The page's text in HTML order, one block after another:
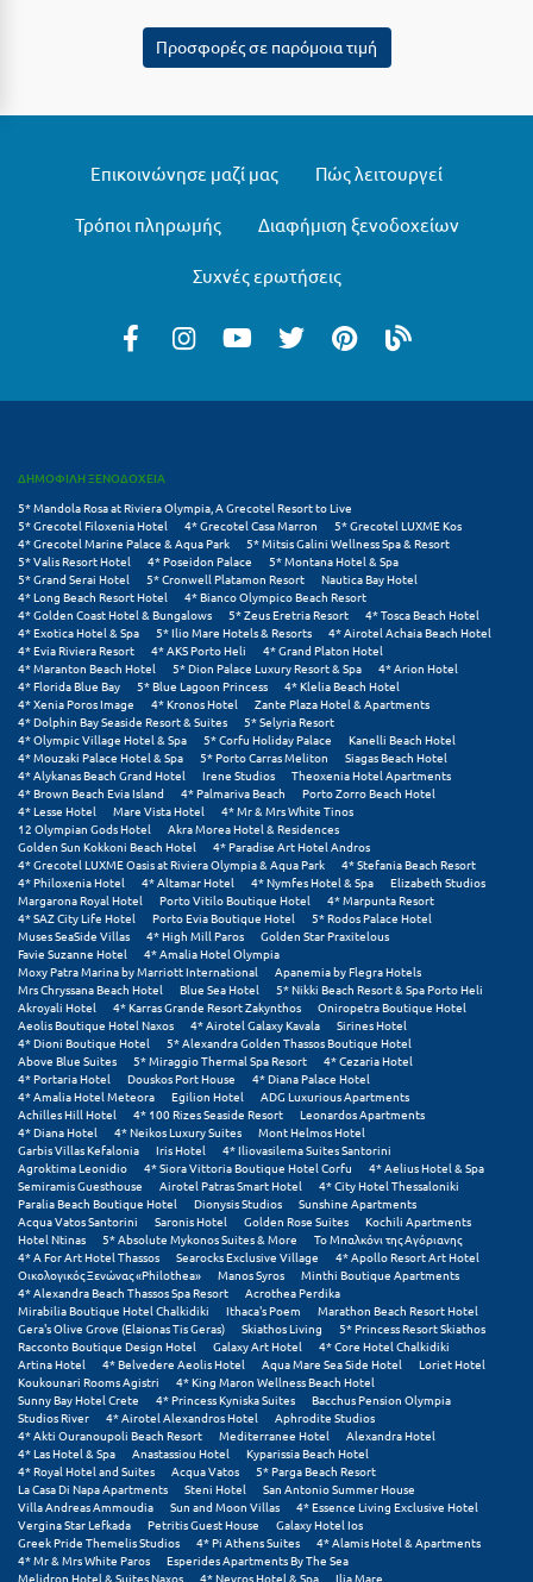
Μετέωρα
Μέτσοβο
Μπαλί Κρήτης
Μπούκα Μεσσηνίας
Μύκονος
Μυστράς
Μυτιλήνη
Ν
Νάξος
Νάουσα
Ναυπακτία
Ναύπλιο
Νέα Μάκρη
Νέα Στύρα Εύβοιας
Νέοι Πόροι Πιερίας
Ξ
Ξυλόκαστρο
Ο
Ορεινή Αρκαδία
Ορεινή Ναυπακτία
Π
Πάλαιρος
Παξοί
Παραλία Κατερίνης
Παραλία Λιτοχώρου
Παράλιο Άστρος
Προσφορές σε παρόμοια τιμή
Επικοινώνησε μαζί μας Πώς λειτουργεί
Τρόποι πληρωμής Διαφήμιση ξενοδοχείων
Συχνές ερωτήσεις
ΔΗΜΟΦΙΛΗ ΞΕΝΟΔΟΧΕΙΑ
5* Mandola Rosa at Riviera Olympia, A Grecotel Resort to Live
5* Grecotel Filoxenia Hotel
4* Grecotel Casa Marron
5* Grecotel LUXME Kos
4* Grecotel Marine Palace & Aqua Park
5* Mitsis Galini Wellness Spa & Resort
5* Valis Resort Hotel
4* Poseidon Palace
5* Montana Hotel & Spa
5* Grand Serai Hotel
5* Cronwell Platamon Resort
Nautica Bay Hotel
4* Long Beach Resort Hotel
4* Bianco Olympico Beach Resort
4* Golden Coast Hotel & Bungalows
5* Zeus Eretria Resort
4* Tosca Beach Hotel
4* Exotica Hotel & Spa
5* Ilio Mare Hotels & Resorts
4* Airotel Achaia Beach Hotel
4* Evia Riviera Resort
4* AKS Porto Heli
4* Grand Platon Hotel
4* Maranton Beach Hotel
5* Dion Palace Luxury Resort & Spa
4* Arion Hotel
4* Florida Blue Bay
5* Blue Lagoon Princess
4* Klelia Beach Hotel
4* Xenia Poros Image
4* Kronos Hotel
Zante Plaza Hotel & Apartments
4* Dolphin Bay Seaside Resort & Suites
5* Selyria Resort
4* Olympic Village Hotel & Spa
5* Corfu Holiday Palace
Kanelli Beach Hotel
4* Mouzaki Palace Hotel & Spa
5* Porto Carras Meliton
Siagas Beach Hotel
4* Alykanas Beach Grand Hotel
Irene Studios
Theoxenia Hotel Apartments
4* Brown Beach Evia Island
4* Palmariva Beach
Porto Zorro Beach Hotel
4* Lesse Hotel
Mare Vista Hotel
4* Mr & Mrs White Tinos
12 Olympian Gods Hotel
Akra Morea Hotel & Residences
Golden Sun Kokkoni Beach Hotel
4* Paradise Art Hotel Andros
4* Grecotel LUXME Oasis at Riviera Olympia & Aqua Park
4* Stefania Beach Resort
4* Philoxenia Hotel
4* Altamar Hotel 4* Nymfes Hotel & Spa
Elizabeth Studios
Margarona Royal Hotel
Porto Vitilo Boutique Hotel
4* Marpunta Resort
4* SAZ City Life Hotel
Porto Evia Boutique Hotel
5* Rodos Palace Hotel
Muses SeaSide Villas
4* High Mill Paros
Golden Star Praxitelous
Favie Suzanne Hotel
4* Amalia Hotel Olympia
Moxy Patra Marina by Marriott International
Apanemia by Flegra Hotels
Mrs Chryssana Beach Hotel
Blue Sea Hotel
5* Nikki Beach Resort & Spa Porto Heli
Akroyali Hotel
4* Karras Grande Resort Zakynthos
Oniropetra Boutique Hotel
Aeolis Boutique Hotel Naxos
4* Airotel Galaxy Kavala
Sirines Hotel
4* Dioni Boutique Hotel
5* Alexandra Golden Thassos Boutique Hotel
Above Blue Suites
5* Miraggio Thermal Spa Resort
4* Cezaria Hotel
4* Portaria Hotel
Douskos Port House
4* Diana Palace Hotel
4* Amalia Hotel Meteora
Egilion Hotel
ADG Luxurious Apartments
Achilles Hill Hotel
4* 100 Rizes Seaside Resort
Leonardos Apartments
4* Diana Hotel
4* Neikos Luxury Suites
Mont Helmos Hotel
Garbis Villas Kefalonia
Iris Hotel
4* Iliovasilema Suites Santorini
Agroktima Leonidio
4* Siora Vittoria Boutique Hotel Corfu
4* Aelius Hotel & Spa
Semiramis Guesthouse
Airotel Patras Smart Hotel
4* City Hotel Thessaloniki
Paralia Beach Boutique Hotel
Dionysis Studios
Sunshine Apartments
Acqua Vatos Santorini
Saronis Hotel Golden Rose Suites
Kochili Apartments
Hotel Ntinas
5* Absolute Mykonos Suites & More
Το Μπαλκόνι της Αγόριανης
4* A For Art Hotel Thassos
Searocks Exclusive Village
4* Apollo Resort Art Hotel
Οικολογικός Ξενώνας «Philothea»
Manos Syros
Minthi Boutique Apartments
4* Alexandra Beach Thassos Spa Resort
Acrothea Perdika
Mirabilia Boutique Hotel Chalkidiki
Ithaca's Poem
Marathon Beach Resort Hotel
Gera's Olive Grove (Elaionas Tis Geras)
Skiathos Living
5* Princess Resort Skiathos
Racconto Boutique Design Hotel
Galaxy Art Hotel
4* Core Hotel Chalkidiki
Artina Hotel
4* Belvedere Aeolis Hotel Aqua Mare Sea Side Hotel
Loriet Hotel
Koukounari Rooms Agistri
4* King Maron Wellness Beach Hotel
Sunny Bay Hotel Crete
4* Princess Kyniska Suites
Bacchus Pension Olympia
Studios River
4* Airotel Alexandros Hotel
Aphrodite Studios
4* Akti Ouranoupoli Beach Resort
Mediterranee Hotel
Alexandra Hotel
4* Las Hotel & Spa
Anastassiou Hotel
Kyparissia Beach Hotel
4* Royal Hotel and Suites
Acqua Vatos
5* Parga Beach Resort
La Casa Di Napa Apartments
Steni Hotel
San Antonio Summer House
Villa Andreas Ammoudia
Sun and Moon Villas
4* Essence Living Exclusive Hotel
Vergina Star Lefkada
Petritis Guest House
Galaxy Hotel Ios
Greek Pride Themelis Studios
4* Pi Athens Suites
4* Alamis Hotel & Apartments
4* Mr & Mrs White Paros
Esperides Apartments By The Sea
Melidron Hotel & Suites Naxos
4* Nevros Hotel & Spa
Ilia Mare